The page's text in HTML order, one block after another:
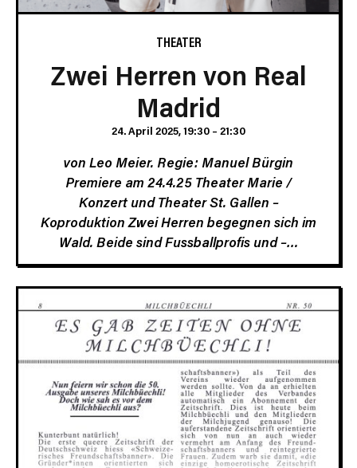
THEATER
Zwei Herren von Real
Madrid
24. April 2025, 19:30 – 21:30
von Leo Meier. Regie: Manuel Bürgin
Premiere am 24.4.25 Theater Marie /
Konzert und Theater St. Gallen –
Koproduktion Zwei Herren begegnen sich im
Wald. Beide sind Fussballprofis und –…